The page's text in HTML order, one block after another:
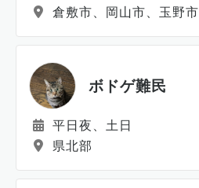
倉敷市、岡山市、玉野市
ボドゲ難民
平日夜、土日
県北部